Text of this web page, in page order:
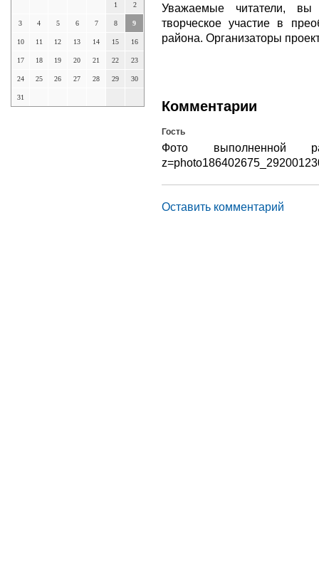
1 2
3 4 5 6 7 8 9
10 11 12 13 14 15 16
17 18 19 20 21 22 23
24 25 26 27 28 29 30
31
Уважаемые читатели, вы
творческое участие в
района. Организаторы
Комментарии
Гость
Фото выполненной
Оставить комментарий